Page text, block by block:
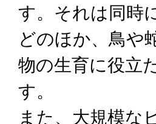
す。それは同時
どのほか、鳥や
物の生育に役立
す。
また、大規模な